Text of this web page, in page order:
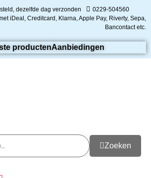
dezelfde dag verzonden
0229-504560
iDeal, Creditcard, Klarna, Apple Pay, Riverty, Sepa,
Bancontact etc.
productenAanbiedingen
Zoeken